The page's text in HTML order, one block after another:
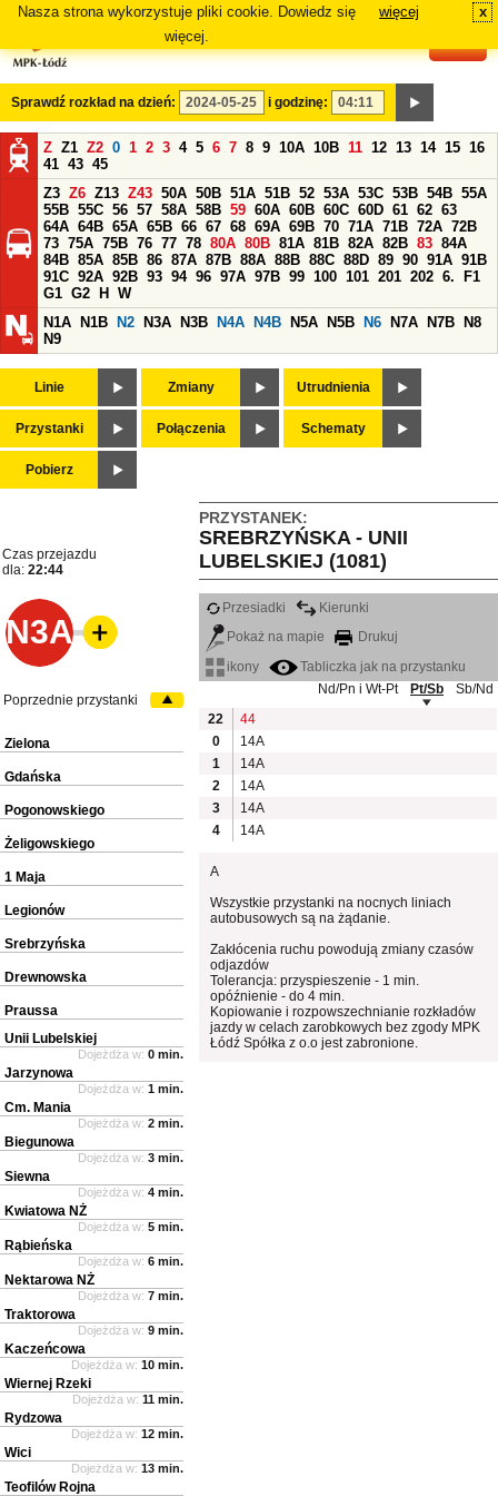
Nasza strona wykorzystuje pliki cookie. Dowiedz się
więcej.
więcej x
Sprawdź rozkład na dzień: i godzinę:
Z Z1 Z2 0 1 2 3 4 5 6 7 8 9 10A 10B 11 12 13 14 15 16
41 43 45
Z3 Z6 Z13 Z43 50A 50B 51A 51B 52 53A 53C 53B 54B 55A
55B 55C 56 57 58A 58B 59 60A 60B 60C 60D 61 62 63
64A 64B 65A 65B 66 67 68 69A 69B 70 71A 71B 72A 72B
73 75A 75B 76 77 78 80A 80B 81A 81B 82A 82B 83 84A
84B 85A 85B 86 87A 87B 88A 88B 88C 88D 89 90 91A 91B
91C 92A 92B 93 94 96 97A 97B 99 100 101 201 202 6.
F1
G1 G2 H
W
N1A
N1B N2 N3A N3B N4A N4B N5A N5B N6 N7A N7B
N8
N9
Linie Zmiany Utrudnienia
Przystanki Połączenia Schematy
Pobierz
PRZYSTANEK:
SREBRZYŃSKA - UNII
LUBELSKIEJ (1081)
Czas przejazdu
dla: 22:44
N3A
Przesiadki
Kierunki
Pokaż na mapie
Drukuj
ikony
Tabliczka jak na przystanku
Nd/Pn i Wt-Pt
Pt/Sb
Sb/Nd
22
44
0
14A
1
14A
2
14A
3
14A
4
14A
A
Wszystkie przystanki na nocnych liniach
autobusowych są na żądanie.
Zakłócenia ruchu powodują zmiany czasów
odjazdów
Tolerancja: przyspieszenie - 1 min.
opóźnienie - do 4 min.
Kopiowanie i rozpowszechnianie rozkładów
jazdy w celach zarobkowych bez zgody MPK
Łódź Spółka z o.o jest zabronione.
Poprzednie przystanki
Zielona
Gdańska
Pogonowskiego
Żeligowskiego
1 Maja
Legionów
Srebrzyńska
Drewnowska
Praussa
Unii Lubelskiej
Dojeżdża w: 0 min.
Jarzynowa
Dojeżdża w: 1 min.
Cm. Mania
Dojeżdża w: 2 min.
Biegunowa
Dojeżdża w: 3 min.
Siewna
Dojeżdża w: 4 min.
Kwiatowa NŻ
Dojeżdża w: 5 min.
Rąbieńska
Dojeżdża w: 6 min.
Nektarowa NŻ
Dojeżdża w: 7 min.
Traktorowa
Dojeżdża w: 9 min.
Kaczeńcowa
Dojeżdża w: 10 min.
Wiernej Rzeki
Dojeżdża w: 11 min.
Rydzowa
Dojeżdża w: 12 min.
Wici
Dojeżdża w: 13 min.
Teofilów Rojna